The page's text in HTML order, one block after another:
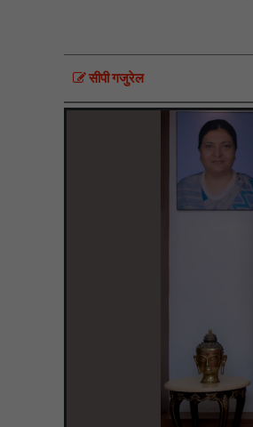
सीपी गजुरेल